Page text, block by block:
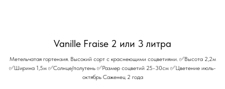
Vanille Fraise 2 или 3 литра
Метельчатая гортензия. Высокий сорт с краснеющими соцветиями. ✅Высота 2,2м
✅Ширина 1,5м ✅Солнце/полутень ✅Размер соцветий 25-30см ✅Цветение июль-
октябрь Саженец 2 года